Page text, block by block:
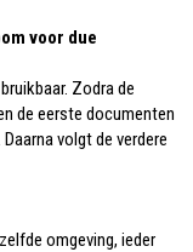
voor due
Zodra de
de eerste documenten
volgt de verdere
omgeving, ieder